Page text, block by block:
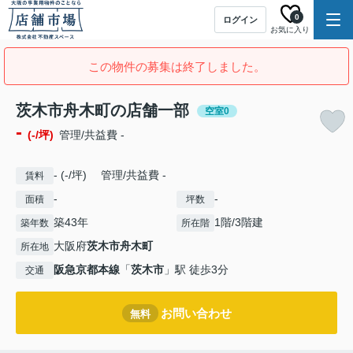
ログイン
お気に入り
0
この物件の募集は終了しました。
茨木市舟木町の店舗一部 空室0
- (-/坪) 管理/共益費 -
賃料 - (-/坪) 管理/共益費 -
面積 - 坪数 -
築年数 築43年 所在階 1階/3階建
所在地 大阪府茨木市舟木町
交通 阪急京都本線 「茨木市 」駅 徒歩3分
無料 お問い合わせ